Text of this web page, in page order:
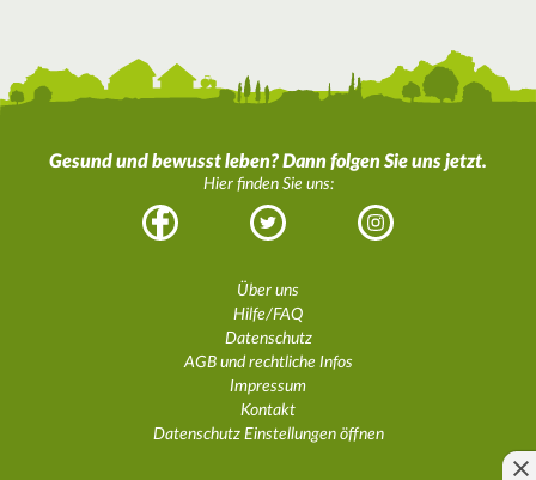
Gesund und bewusst leben? Dann folgen Sie uns jetzt.
Hier finden Sie uns:
Facebook Twitter Instagram
Über uns
Hilfe/FAQ
Datenschutz
AGB und rechtliche Infos
Impressum
Kontakt
Datenschutz Einstellungen öffnen